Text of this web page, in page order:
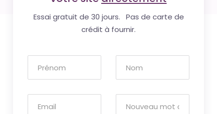
Essai gratuit de 30 jours. Pas de carte de
crédit à fournir.